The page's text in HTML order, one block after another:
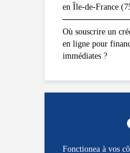
en Île-de-France
Où souscrire un
en ligne pour
immédiates ?
Fonctionea à vos